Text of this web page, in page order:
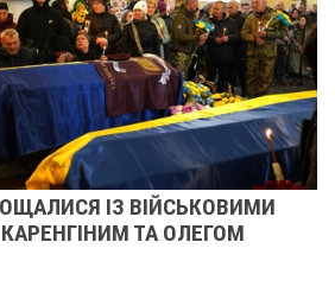
ІЗ ВІЙСЬКОВИМИ
ТА ОЛЕГОМ